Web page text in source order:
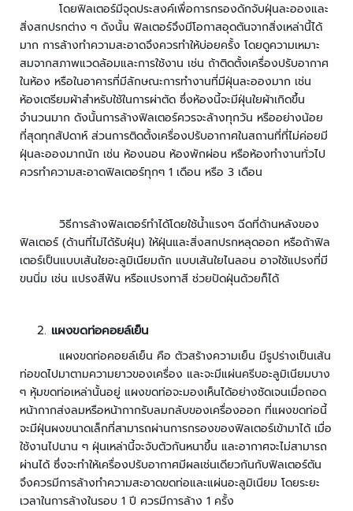
โ
ล
ห
ะ
แ
ล
ะ
เ
ค
รื่
เ
อ๊
ก
ซ
ย์
ร
ะ
บ
บ
ต
ร
ว
จ
คั
โดยฟิลเตอร์มีจุดประสงค์เพื่อการกรองดักจับฝุ่นละอองและ
สิ่งสกปรกต่าง ๆ ดังนั้น ฟิลเตอร์จึงมีโอกาสอุดตันจากสิ่งเหล่านี้ได้
มาก การล้างทำความสะอาดจึงควรทำให้บ่อยครั้ง โดยดูความเหมาะ
สมจากสภาพแวดล้อมและการใช้งาน เช่น ถ้าติดตั้งเครื่องปรับอากาศ
ในห้อง หรือในอาคารที่มีลักษณะการทำงานที่มีฝุ่นละอองมาก เช่น
ห้องเตรียมผ้าสำหรับใช้ในการผ่าตัด ซึ่งห้องนี้จะมีฝุ่นใยผ้าเกิดขึ้น
จำนวนมาก ดังนั้นการล้างฟิลเตอร์ควรจะล้างทุกวัน หรืออย่างน้อย
ที่สุดทุกสัปดาห์ ส่วนการติดตั้งเครื่องปรับอากาศในสถานที่ที่ไม่ค่อยมี
ฝุ่นละอองมากนัก เช่น ห้องนอน ห้องพักผ่อน หรือห้องทำงานทั่วไป
ควรทำความสะอาดฟิลเตอร์ทุกๆ 1 เดือน หรือ 3 เดือน
วิธีการล้างฟิลเตอร์ทำได้โดยใช้น้ำแรงๆ ฉีดที่ด้านหลังของ
ฟิลเตอร์ (ด้านที่ไม่ได้รับฝุ่น) ให้ฝุ่นและสิ่งสกปรกหลุดออก หรือถ้าฟิล
เตอร์เป็นแบบเส้นใยอะลูมิเนียมถัก แบบเส้นใยไนลอน อาจใช้แปรงที่มี
ขนนิ่ม เช่น แปรงสีฟัน หรือแปรงทาสี ช่วยปัดฝุ่นด้วยก็ได้
แผงขดท่อคอยล์เย็น
แผงขดท่อคอยล์เย็น คือ ตัวสร้างความเย็น มีรูปร่างเป็นเส้น
ท่อขดไปมาตามความยาวของเครื่อง และจะมีแผ่นครีบอะลูมิเนียมบาง
ๆ หุ้มขดท่อเหล่านั้นอยู่ แผงขดท่อจะมองเห็นได้อย่างชัดเจนเมื่อถอด
หน้ากากส่งลมหรือหน้ากากรับลมกลับของเครื่องออก ที่แผงขดท่อนี้
จะมีฝุ่นผงขนาดเล็กที่สามารถผ่านการกรองของฟิลเตอร์เข้ามาได้ เมื่อ
ใช้งานไปนาน ๆ ฝุ่นเหล่านี้จะจับตัวกันหนาขึ้น และอากาศจะไม่สามารถ
ผ่านได้ ซึ่งจะทำให้เครื่องปรับอากาศมีผลเช่นเดียวกันกับฟิลเตอร์ตัน
จึงควรมีการล้างทำความสะอาดขดท่อและแผ่นอะลูมิเนียม โดยระยะ
เวลาในการล้างในรอบ 1 ปี ควรมีการล้าง 1 ครั้ง